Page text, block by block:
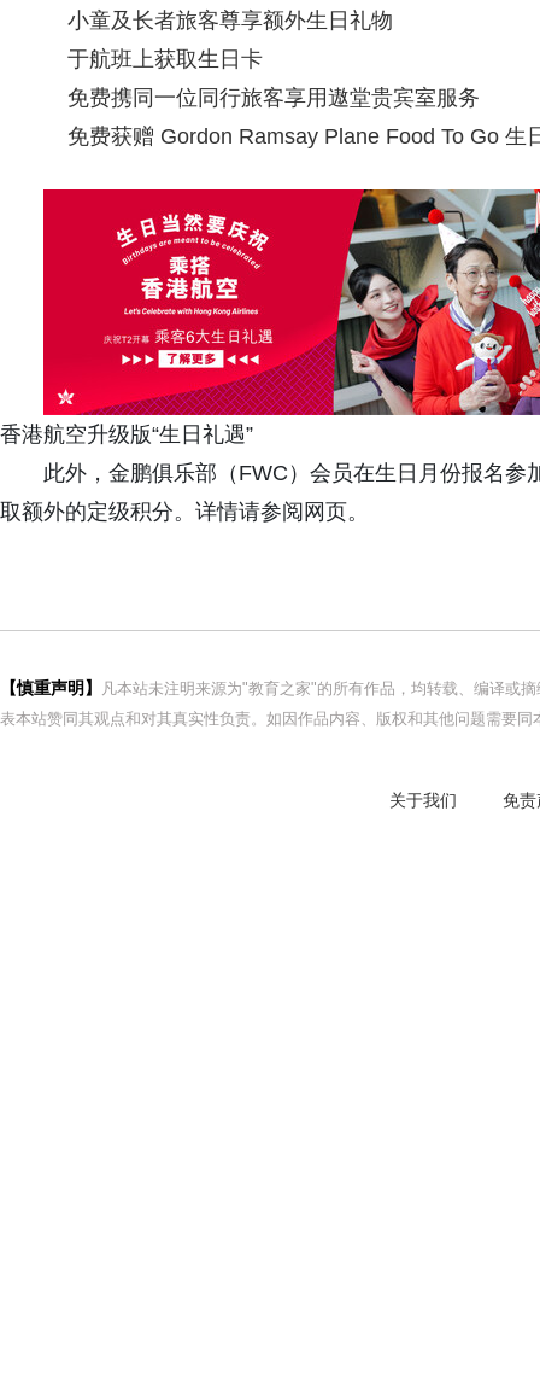
小童及长者旅客尊享额外生日礼物
于航班上获取生日卡
免费携同一位同行旅客享用遨堂贵宾室服务
免费获赠 Gordon Ramsay Plane Food To Go 生
香港航空升级版“生日礼遇”
此外，金鹏俱乐部（FWC）会员在生日月份报名参
取额外的定级积分。详情请参阅网页。
【慎重声明】
凡本站未注明来源为"教育之家"的所有作品，均转载、编译或
表本站赞同其观点和对其真实性负责。如因作品内容、版权和其他问题需要
关于我们 免责